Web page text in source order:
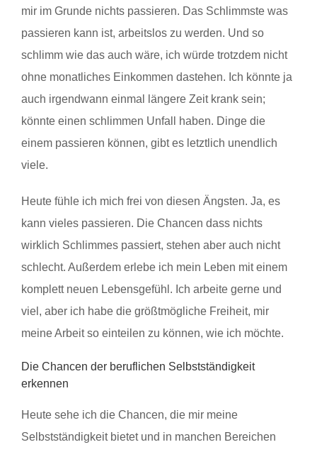
mir im Grunde nichts passieren. Das Schlimmste was
passieren kann ist, arbeitslos zu werden. Und so
schlimm wie das auch wäre, ich würde trotzdem nicht
ohne monatliches Einkommen dastehen. Ich könnte ja
auch irgendwann einmal längere Zeit krank sein;
könnte einen schlimmen Unfall haben. Dinge die
einem passieren können, gibt es letztlich unendlich
viele.
Heute fühle ich mich frei von diesen Ängsten. Ja, es
kann vieles passieren. Die Chancen dass nichts
wirklich Schlimmes passiert, stehen aber auch nicht
schlecht. Außerdem erlebe ich mein Leben mit einem
komplett neuen Lebensgefühl. Ich arbeite gerne und
viel, aber ich habe die größtmögliche Freiheit, mir
meine Arbeit so einteilen zu können, wie ich möchte.
Die Chancen der beruflichen Selbstständigkeit
erkennen
Heute sehe ich die Chancen, die mir meine
Selbstständigkeit bietet und in manchen Bereichen